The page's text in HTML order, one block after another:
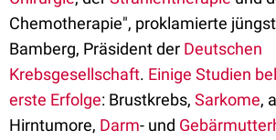
Chemotherapie", proklamierte
Bamberg, Präsident der Deutschen
Krebsgesellschaft. Einige Studien
erste Erfolge: Brustkrebs, Sarkome,
Hirntumore, Darm- und